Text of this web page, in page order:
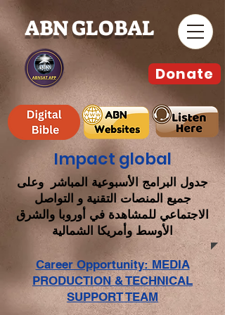
ABN GLOBAL
Impact global
جدول البرامج الأسبوعية المباشر وعلى
جميع المنصات التقنية و التواصل
الاجتماعي للمشاهدة في أوروبا والشرق
الأوسط وأمريكا الشمالية
Donate
Career Opportunity: MEDIA
PRODUCTION & TECHNICAL
SUPPORT TEAM